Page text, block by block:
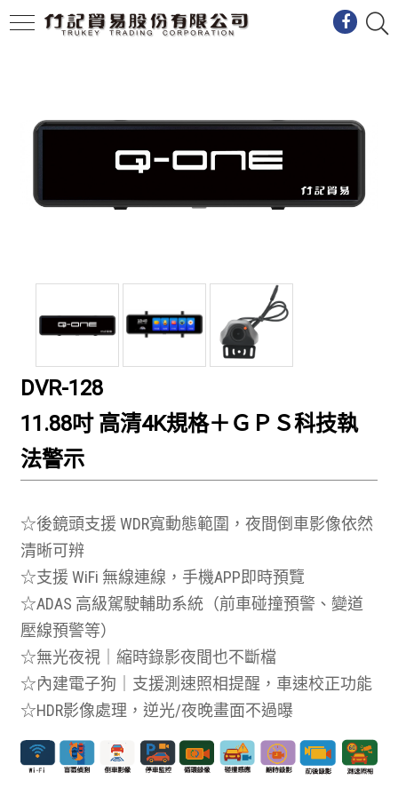
DVR-128
11.88吋 高清4K規格＋ＧＰＳ科技執
法警示
☆後鏡頭支援 WDR寬動態範圍，夜間倒車影像依然
清晰可辨
☆支援 WiFi 無線連線，手機APP即時預覽
☆ADAS 高級駕駛輔助系統（前車碰撞預警、變道
壓線預警等）
☆無光夜視｜縮時錄影夜間也不斷檔
☆內建電子狗｜支援測速照相提醒，車速校正功能
☆HDR影像處理，逆光/夜晚畫面不過曝